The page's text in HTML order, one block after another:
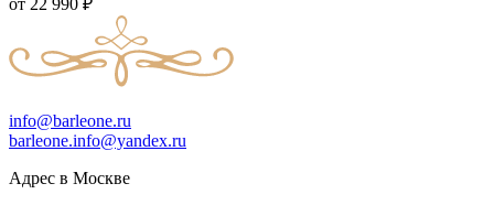
info@barleone.ru
barleone.info@yandex.ru
Адрес в Москве